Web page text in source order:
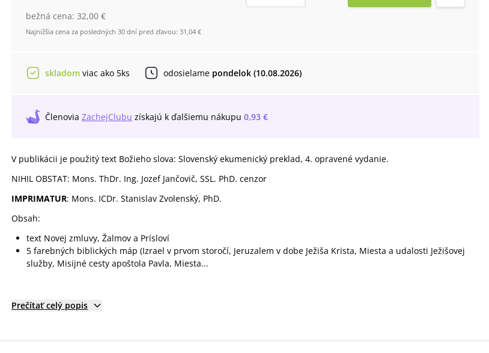
bežná cena:32,00 €
Najnižšia cena za posledných 30 dní pred zľavou: 31,04 €
skladom viac ako 5ks odosielame pondelok (10.08.2026)
Členovia ZachejClubu získajú k ďalšiemu nákupu 0,93 €
V publikácii je použitý text Božieho slova: Slovenský ekumenický preklad, 4. opravené vydanie.
NIHIL OBSTAT: Mons. ThDr. Ing. Jozef Jančovič, SSL. PhD. cenzor
IMPRIMATUR: Mons. ICDr. Stanislav Zvolenský, PhD.
Obsah:
text Novej zmluvy, Žalmov a Prísloví
5 farebných biblických máp (Izrael v prvom storočí, Jeruzalem v dobe Ježiša Krista, Miesta a udalosti Ježišovej
služby, Misijné cesty apoštola Pavla, Miesta...
Prečítať celý popis